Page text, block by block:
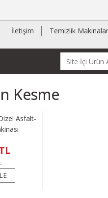
İletişim Temizlik
Kesme
Asfalt-